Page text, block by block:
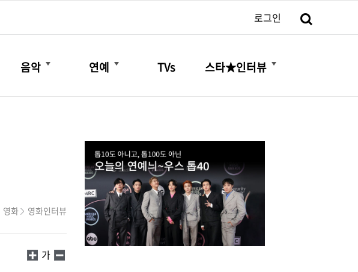
로그인
음악
더보기
연예
더보기
TVs 스타★인터뷰
더보기
영화 영화인터뷰
가